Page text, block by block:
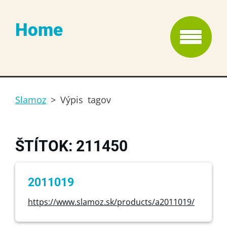
Home
Slamoz > Výpis tagov
ŠTÍTOK: 211450
2011019
https://www.slamoz.sk/products/a2011019/